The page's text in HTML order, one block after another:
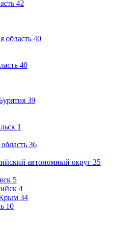
42
область 40
40
39
1
36
автономный округ 35
5
4
34
10